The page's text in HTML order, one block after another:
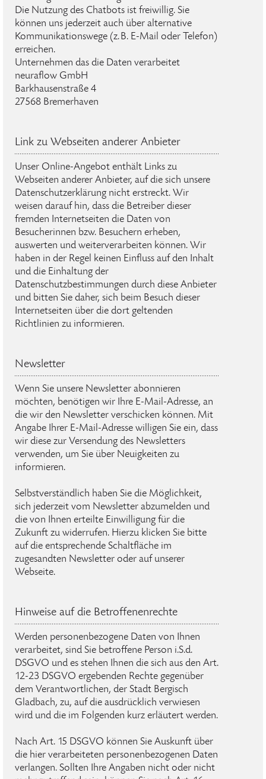
Die Nutzung des Chatbots ist freiwillig. Sie
können uns jederzeit auch über alternative
Kommunikationswege (z. B. E-Mail oder Telefon)
erreichen.
Unternehmen das die Daten verarbeitet
neuraflow GmbH
Barkhausenstraße 4
27568 Bremerhaven
Link zu Webseiten anderer Anbieter
Unser Online-Angebot enthält Links zu
Webseiten anderer Anbieter, auf die sich unsere
Datenschutzerklärung nicht erstreckt. Wir
weisen darauf hin, dass die Betreiber dieser
fremden Internetseiten die Daten von
Besucherinnen bzw. Besuchern erheben,
auswerten und weiterverarbeiten können. Wir
haben in der Regel keinen Einfluss auf den Inhalt
und die Einhaltung der
Datenschutzbestimmungen durch diese Anbieter
und bitten Sie daher, sich beim Besuch dieser
Internetseiten über die dort geltenden
Richtlinien zu informieren.
Newsletter
Wenn Sie unsere Newsletter abonnieren
möchten, benötigen wir Ihre E-Mail-Adresse, an
die wir den Newsletter verschicken können. Mit
Angabe Ihrer E-Mail-Adresse willigen Sie ein, dass
wir diese zur Versendung des Newsletters
verwenden, um Sie über Neuigkeiten zu
informieren.
Selbstverständlich haben Sie die Möglichkeit,
sich jederzeit vom Newsletter abzumelden und
die von Ihnen erteilte Einwilligung für die
Zukunft zu widerrufen. Hierzu klicken Sie bitte
auf die entsprechende Schaltfläche im
zugesandten Newsletter oder auf unserer
Webseite.
Hinweise auf die Betroffenenrechte
Werden personenbezogene Daten von Ihnen
verarbeitet, sind Sie betroffene Person i.S.d.
DSGVO und es stehen Ihnen die sich aus den Art.
12-23 DSGVO ergebenden Rechte gegenüber
dem Verantwortlichen, der Stadt Bergisch
Gladbach, zu, auf die ausdrücklich verwiesen
wird und die im Folgenden kurz erläutert werden.
Nach Art. 15 DSGVO können Sie Auskunft über
die hier verarbeiteten personenbezogenen Daten
verlangen. Sollten Ihre Angaben nicht oder nicht